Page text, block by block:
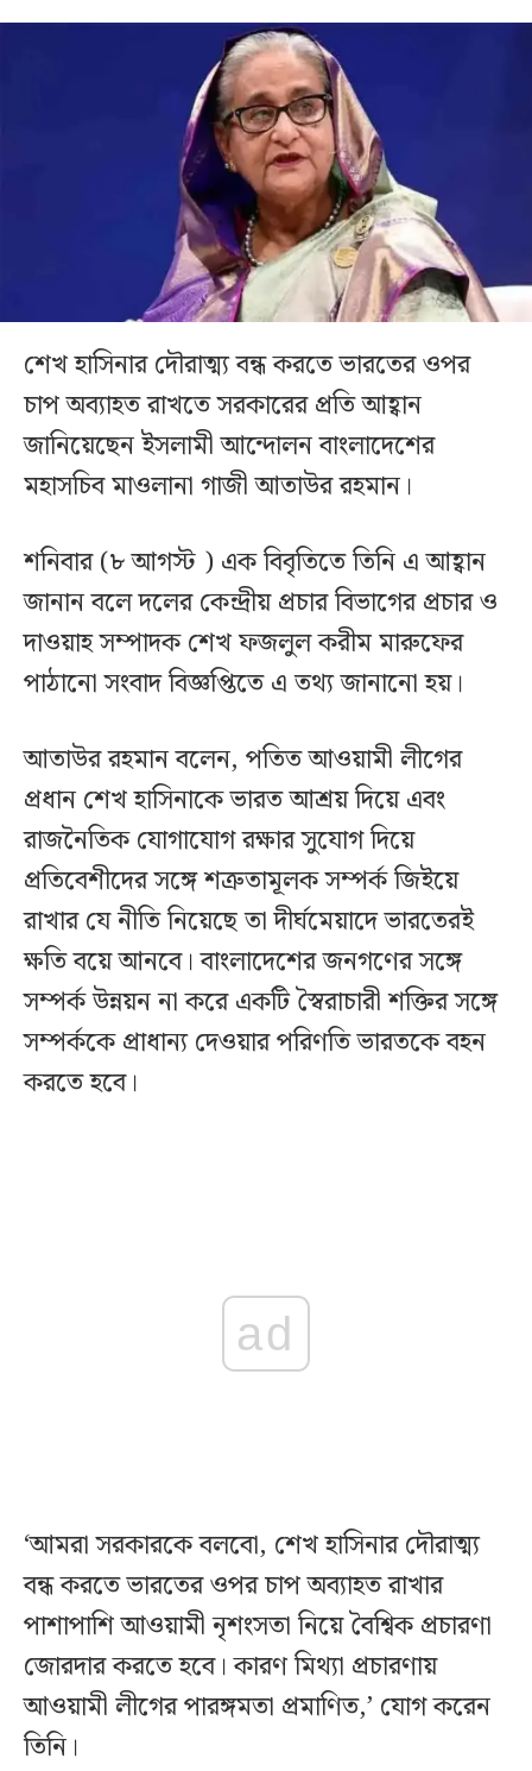
শেখ হাসিনার দৌরাত্ম্য বন্ধ করতে ভারতের ওপর
চাপ অব্যাহত রাখতে সরকারের প্রতি আহ্বান
জানিয়েছেন ইসলামী আন্দোলন বাংলাদেশের
মহাসচিব মাওলানা গাজী আতাউর রহমান।
শনিবার (৮ আগস্ট ) এক বিবৃতিতে তিনি এ আহ্বান
জানান বলে দলের কেন্দ্রীয় প্রচার বিভাগের প্রচার ও
দাওয়াহ সম্পাদক শেখ ফজলুল করীম মারুফের
পাঠানো সংবাদ বিজ্ঞপ্তিতে এ তথ্য জানানো হয়।
আতাউর রহমান বলেন, পতিত আওয়ামী লীগের
প্রধান শেখ হাসিনাকে ভারত আশ্রয় দিয়ে এবং
রাজনৈতিক যোগাযোগ রক্ষার সুযোগ দিয়ে
প্রতিবেশীদের সঙ্গে শত্রুতামূলক সম্পর্ক জিইয়ে
রাখার যে নীতি নিয়েছে তা দীর্ঘমেয়াদে ভারতেরই
ক্ষতি বয়ে আনবে। বাংলাদেশের জনগণের সঙ্গে
সম্পর্ক উন্নয়ন না করে একটি স্বৈরাচারী শক্তির সঙ্গে
সম্পর্ককে প্রাধান্য দেওয়ার পরিণতি ভারতকে বহন
করতে হবে।
ad
‘আমরা সরকারকে বলবো, শেখ হাসিনার দৌরাত্ম্য
বন্ধ করতে ভারতের ওপর চাপ অব্যাহত রাখার
পাশাপাশি আওয়ামী নৃশংসতা নিয়ে বৈশ্বিক প্রচারণা
জোরদার করতে হবে। কারণ মিথ্যা প্রচারণায়
আওয়ামী লীগের পারঙ্গমতা প্রমাণিত,’ যোগ করেন
তিনি।